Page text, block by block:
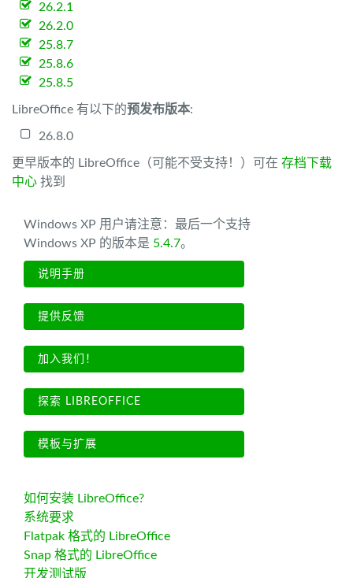
26.2.1
26.2.0
25.8.7
25.8.6
25.8.5
LibreOffice 有以下的预发布版本:
26.8.0
更早版本的 LibreOffice（可能不受支持！）可在 存档下载
中心 找到
Windows XP 用户请注意：最后一个支持
Windows XP 的版本是 5.4.7。
说明手册
提供反馈
加入我们！
探索 LIBREOFFICE
模板与扩展
如何安装 LibreOffice?
系统要求
Flatpak 格式的 LibreOffice
Snap 格式的 LibreOffice
开发测试版